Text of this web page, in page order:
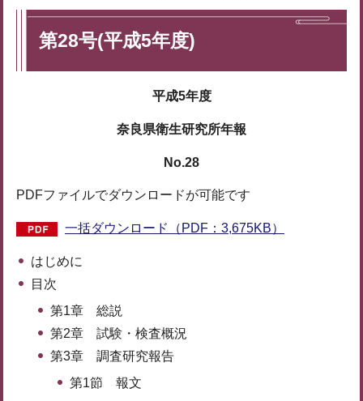
第28号(平成5年度)
平成5年度
奈良県衛生研究所年報
No.28
PDFファイルでダウンロードが可能です
一括ダウンロード（PDF：3,675KB）
はじめに
目次
第1章 総説
第2章 試験・検査概況
第3章 調査研究報告
第1節 報文